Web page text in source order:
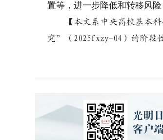
置等，进一步降低和转移风险
【本文系中央高校基本
究”（2025fxzy-04）的阶段